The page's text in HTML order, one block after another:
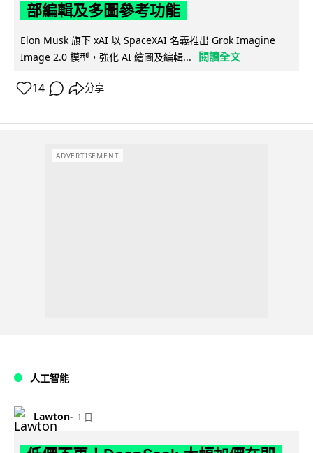
部編輯及多圖參考功能
Elon Musk 旗下 xAI 以 SpaceXAI 名義推出 Grok Imagine
Image 2.0 模型，強化 AI 繪圖及編輯...
閱讀全文
14 分享
ADVERTISEMENT
人工智能
Lawton 1 日